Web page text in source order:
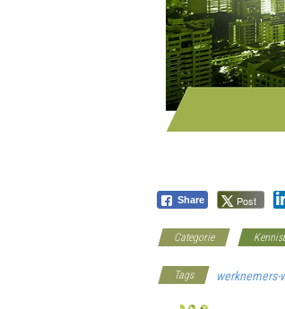
Share Post
Categorie
Tags werknemers-